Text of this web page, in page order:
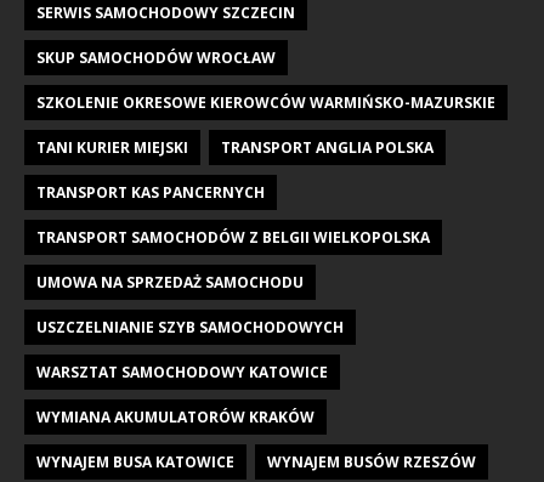
SERWIS SAMOCHODOWY SZCZECIN
SKUP SAMOCHODÓW WROCŁAW
SZKOLENIE OKRESOWE KIEROWCÓW WARMIŃSKO-MAZURSKIE
TANI KURIER MIEJSKI TRANSPORT ANGLIA POLSKA
TRANSPORT KAS PANCERNYCH
TRANSPORT SAMOCHODÓW Z BELGII WIELKOPOLSKA
UMOWA NA SPRZEDAŻ SAMOCHODU
USZCZELNIANIE SZYB SAMOCHODOWYCH
WARSZTAT SAMOCHODOWY KATOWICE
WYMIANA AKUMULATORÓW KRAKÓW
WYNAJEM BUSA KATOWICE WYNAJEM BUSÓW RZESZÓW